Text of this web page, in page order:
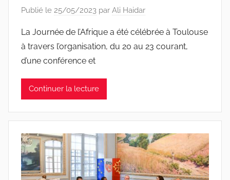
Publié le 25/05/2023 par Ali Haidar
La Journée de l’Afrique a été célébrée à Toulouse
à travers l’organisation, du 20 au 23 courant,
d’une conférence et
Continuer la lecture